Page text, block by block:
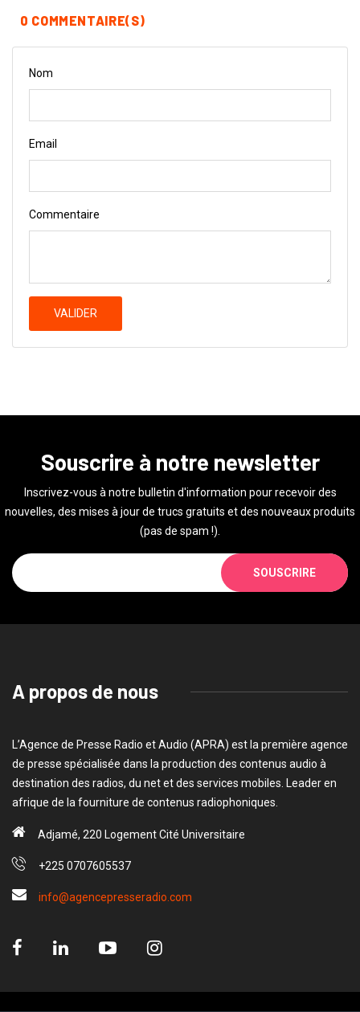
0 COMMENTAIRE(S)
Nom
Email
Commentaire
VALIDER
Souscrire à notre newsletter
Inscrivez-vous à notre bulletin d'information pour recevoir des
nouvelles, des mises à jour de trucs gratuits et des nouveaux produits
(pas de spam !).
SOUSCRIRE
A propos de nous
L’Agence de Presse Radio et Audio (APRA) est la première agence
de presse spécialisée dans la production des contenus audio à
destination des radios, du net et des services mobiles. Leader en
afrique de la fourniture de contenus radiophoniques.
Adjamé, 220 Logement Cité Universitaire
+225 0707605537
info@agencepresseradio.com